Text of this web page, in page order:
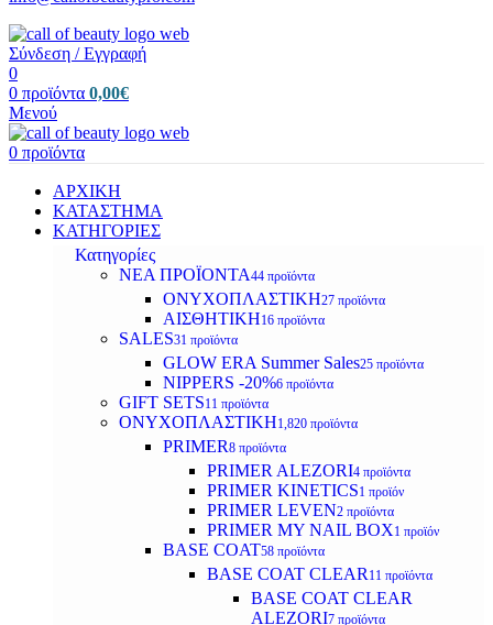
Σύνδεση / Εγγραφή
0
0 προϊόντα 0,00€
Μενού
0 προϊόντα
ΑΡΧΙΚΗ
ΚΑΤΑΣΤΗΜΑ
ΚΑΤΗΓΟΡΙΕΣ
Κατηγορίες
ΝΕΑ ΠΡΟΪΟΝΤΑ44 προϊόντα
ΟΝΥΧΟΠΛΑΣΤΙΚΗ27 προϊόντα
ΑΙΣΘΗΤΙΚΗ16 προϊόντα
SALES31 προϊόντα
GLOW ERA Summer Sales25 προϊόντα
NIPPERS -20%6 προϊόντα
GIFT SETS11 προϊόντα
ΟΝΥΧΟΠΛΑΣΤΙΚΗ1,820 προϊόντα
PRIMER8 προϊόντα
PRIMER ALEZORI4 προϊόντα
PRIMER KINETICS1 προϊόν
PRIMER LEVEN2 προϊόντα
PRIMER MY NAIL BOX1 προϊόν
BASE COAT58 προϊόντα
BASE COAT CLEAR 11 προϊόντα
BASE COAT CLEAR
ALEZORI7 προϊόντα